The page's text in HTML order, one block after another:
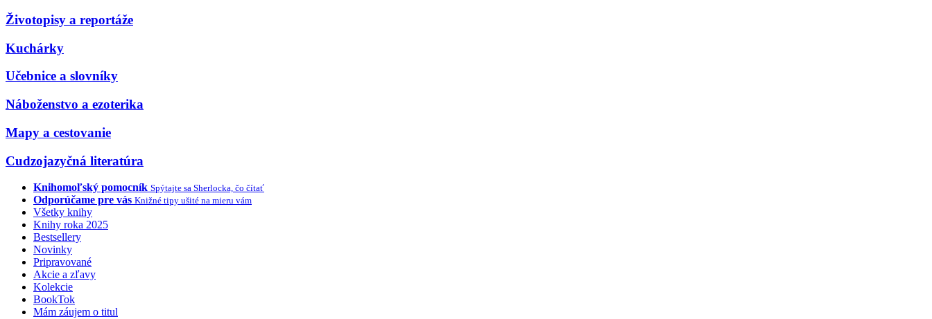
Životopisy a reportáže
Kuchárky
Učebnice a slovníky
Náboženstvo a ezoterika
Mapy a cestovanie
Cudzojazyčná literatúra
Knihomoľský pomocník Spýtajte sa Sherlocka, čo čítať
Odporúčame pre vás Knižné tipy ušité na mieru vám
Všetky knihy
Knihy roka 2025
Bestsellery
Novinky
Pripravované
Akcie a zľavy
Kolekcie
BookTok
Mám záujem o titul